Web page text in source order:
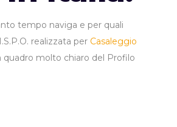
tempo naviga e per quali
realizzata per Casaleggio
quadro molto chiaro del Profilo